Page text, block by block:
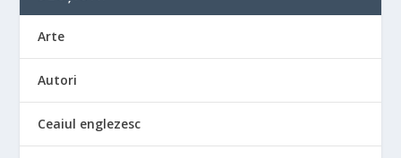
Arte
Autori
Ceaiul englezesc